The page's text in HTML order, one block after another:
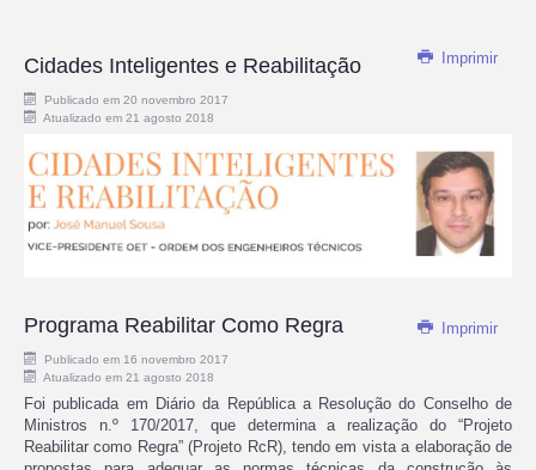
Imprimir
Cidades Inteligentes e Reabilitação
Publicado em 20 novembro 2017
Atualizado em 21 agosto 2018
Imprimir
Programa Reabilitar Como Regra
Publicado em 16 novembro 2017
Atualizado em 21 agosto 2018
Foi publicada em Diário da República a Resolução do Conselho de
Ministros n.º 170/2017, que determina a realização do “Projeto
Reabilitar como Regra” (Projeto RcR), tendo em vista a elaboração de